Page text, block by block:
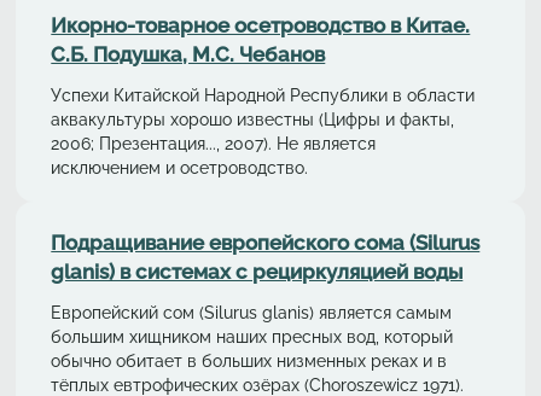
Икорно-товарное осетроводство в Китае.
С.Б. Подушка, М.С. Чебанов
Успехи Китайской Народной Республики в области
аквакультуры хорошо известны (Цифры и факты,
2006; Презентация..., 2007). Не является
исключением и осетроводство.
Подращивание европейского сома (Silurus
glanis) в системах с рециркуляциeй воды
Европейский сом (Silurus glanis) является самым
большим хищником наших пресных вод, который
обычно обитает в больших низменных реках и в
тёплых евтрофических озёрах (Choroszewicz 1971).